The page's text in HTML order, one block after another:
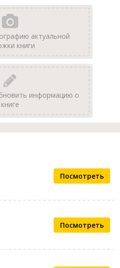
актуальной
книги
информацию о
книге
Посмотреть
Посмотреть